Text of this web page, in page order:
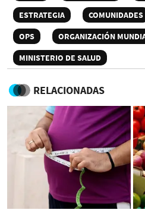
ESTRATEGIA
COMUNIDADES
OPS
ORGANIZACIÓN
MINISTERIO DE SALUD
RELACIONADAS